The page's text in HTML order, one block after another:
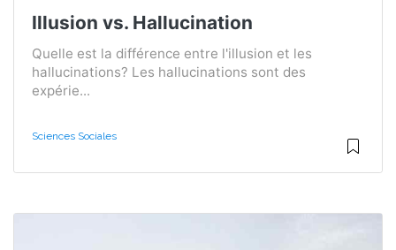
Illusion vs. Hallucination
Quelle est la différence entre l'illusion et les
hallucinations? Les hallucinations sont des
expérie...
Sciences Sociales